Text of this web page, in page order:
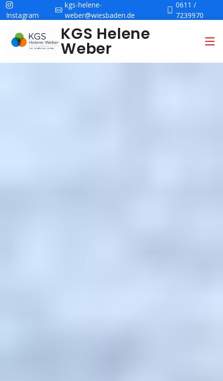
Instagram
kgs-helene-
weber@wiesbaden.de
0611 /
7239970
KGS Helene
Weber